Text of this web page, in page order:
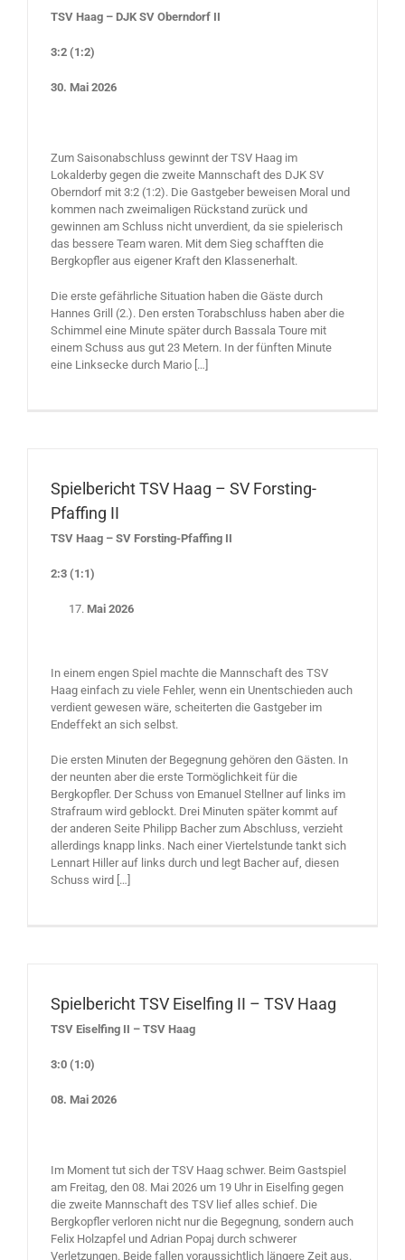
TSV Haag – DJK SV Oberndorf II
3:2 (1:2)
30. Mai 2026
Zum Saisonabschluss gewinnt der TSV Haag im
Lokalderby gegen die zweite Mannschaft des DJK SV
Oberndorf mit 3:2 (1:2). Die Gastgeber beweisen Moral und
kommen nach zweimaligen Rückstand zurück und
gewinnen am Schluss nicht unverdient, da sie spielerisch
das bessere Team waren. Mit dem Sieg schafften die
Bergkopfler aus eigener Kraft den Klassenerhalt.
Die erste gefährliche Situation haben die Gäste durch
Hannes Grill (2.). Den ersten Torabschluss haben aber die
Schimmel eine Minute später durch Bassala Toure mit
einem Schuss aus gut 23 Metern. In der fünften Minute
eine Linksecke durch Mario […]
Spielbericht TSV Haag – SV Forsting-
Pfaffing II
TSV Haag – SV Forsting-Pfaffing II
2:3 (1:1)
Mai 2026
In einem engen Spiel machte die Mannschaft des TSV
Haag einfach zu viele Fehler, wenn ein Unentschieden auch
verdient gewesen wäre, scheiterten die Gastgeber im
Endeffekt an sich selbst.
Die ersten Minuten der Begegnung gehören den Gästen. In
der neunten aber die erste Tormöglichkeit für die
Bergkopfler. Der Schuss von Emanuel Stellner auf links im
Strafraum wird geblockt. Drei Minuten später kommt auf
der anderen Seite Philipp Bacher zum Abschluss, verzieht
allerdings knapp links. Nach einer Viertelstunde tankt sich
Lennart Hiller auf links durch und legt Bacher auf, diesen
Schuss wird […]
Spielbericht TSV Eiselfing II – TSV Haag
TSV Eiselfing II – TSV Haag
3:0 (1:0)
08. Mai 2026
Im Moment tut sich der TSV Haag schwer. Beim Gastspiel
am Freitag, den 08. Mai 2026 um 19 Uhr in Eiselfing gegen
die zweite Mannschaft des TSV lief alles schief. Die
Bergkopfler verloren nicht nur die Begegnung, sondern auch
Felix Holzapfel und Adrian Popaj durch schwerer
Verletzungen. Beide fallen voraussichtlich längere Zeit aus.